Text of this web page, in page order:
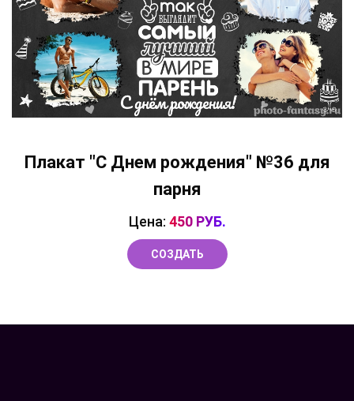
Плакат "С Днем рождения" №36 для
парня
Цена: 450 РУБ.
СОЗДАТЬ